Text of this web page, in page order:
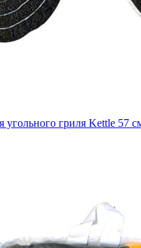
угольного гриля Kettle 57